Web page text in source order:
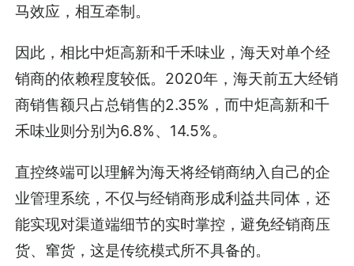
马效应，相互牵制。
因此，相比中炬高新和千禾味业，海天对单个经
销商的依赖程度较低。2020年，海天前五大经销
商销售额只占总销售的2.35%，而中炬高新和千
禾味业则分别为6.8%、14.5%。
直控终端可以理解为海天将经销商纳入自己的企
业管理系统，不仅与经销商形成利益共同体，还
能实现对渠道端细节的实时掌控，避免经销商压
货、窜货，这是传统模式所不具备的。